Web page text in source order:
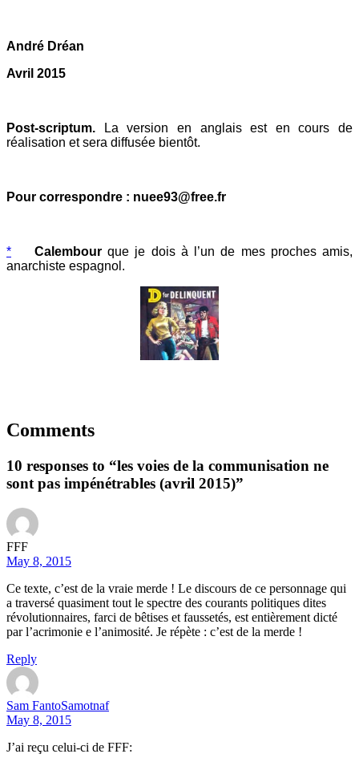
André Dréan
Avril 2015
Post-scriptum. La version en anglais est en cours de
réalisation et sera diffusée bientôt.
Pour correspondre : nuee93@free.fr
* Calembourque je dois à l’un de mes proches amis,
anarchiste espagnol.
Comments
10 responses to “les voies de la communisation ne
sont pas impénétrables (avril 2015)”
FFF
May 8, 2015
Ce texte, c’est de la vraie merde ! Le discours de ce personnage qui
a traversé quasiment tout le spectre des courants politiques dites
révolutionnaires, farci de bêtises et faussetés, est entièrement dicté
par l’acrimonie e l’animosité. Je répète : c’est de la merde !
Reply
Sam FantoSamotnaf
May 8, 2015
J’ai reçu celui-ci de FFF: